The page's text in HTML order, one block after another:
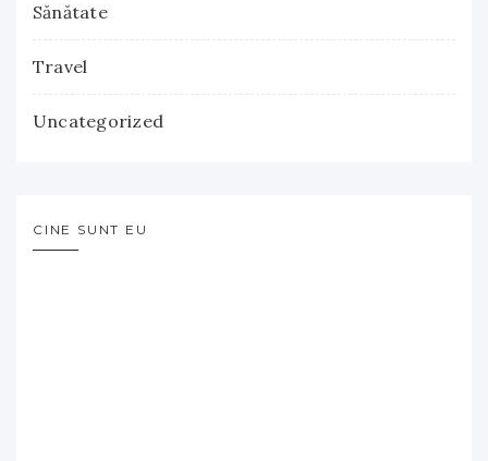
Sănătate
Travel
Uncategorized
CINE SUNT EU